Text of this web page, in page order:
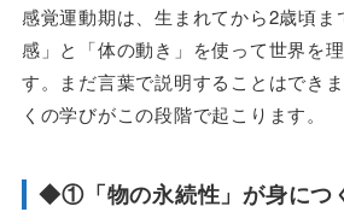
感覚運動期は、生まれてから2歳頃ま
感」と「体の動き」を使って世界を
す。まだ言葉で説明することはでき
くの学びがこの段階で起こります。
◆①「物の永続性」が身につ